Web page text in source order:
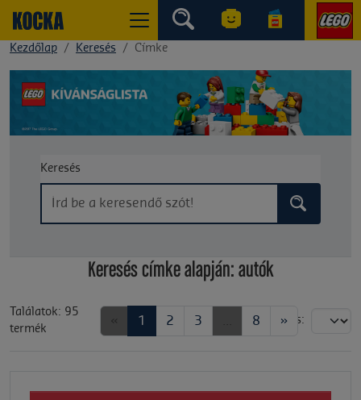
Kezdőlap Keresés Címke
Keresés
Keresés címke alapján: autók
Találatok: 95
termék
1 2 3 8 »
Rendezés: